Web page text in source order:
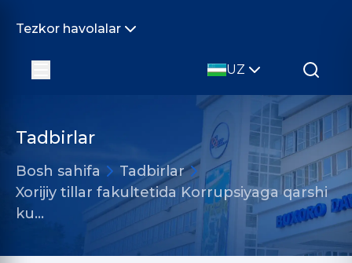
Tezkor havolalar
UZ
Tadbirlar
Bosh sahifa
Tadbirlar
Xorijiy tillar fakultetida Korrupsiyaga qarshi
ku…